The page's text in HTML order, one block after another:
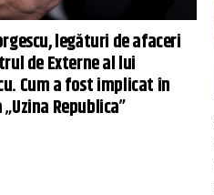
legături de afaceri
de Externe al lui
Cum a fost implicat în
Republica”